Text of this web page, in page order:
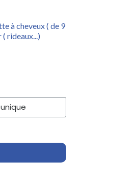
à cheveux ( de 9
rideaux...)